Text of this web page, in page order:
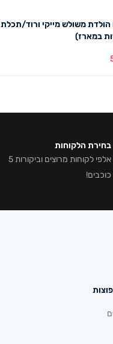
הולדת משולש מייקי ורוד/תכלת
בחירת הלקוחות
אלפי לקוחות מרוצים וביקורות 5
כוכבים!